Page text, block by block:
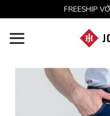
FREESHIP